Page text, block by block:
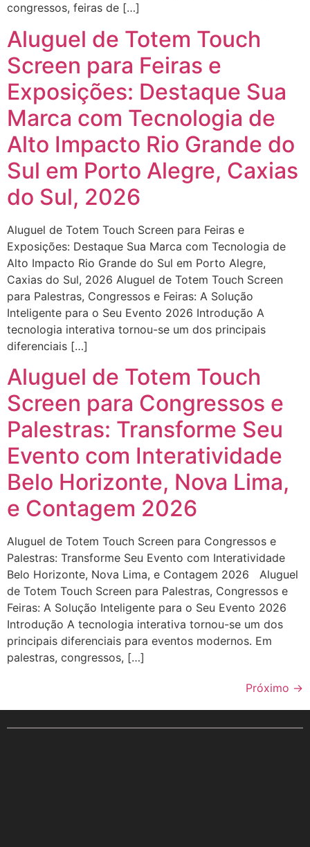
congressos, feiras de […]
Aluguel de Totem Touch
Screen para Feiras e
Exposições: Destaque Sua
Marca com Tecnologia de
Alto Impacto Rio Grande do
Sul em Porto Alegre, Caxias
do Sul, 2026
Aluguel de Totem Touch Screen para Feiras e
Exposições: Destaque Sua Marca com Tecnologia de
Alto Impacto Rio Grande do Sul em Porto Alegre,
Caxias do Sul, 2026 Aluguel de Totem Touch Screen
para Palestras, Congressos e Feiras: A Solução
Inteligente para o Seu Evento 2026 Introdução A
tecnologia interativa tornou-se um dos principais
diferenciais […]
Aluguel de Totem Touch
Screen para Congressos e
Palestras: Transforme Seu
Evento com Interatividade
Belo Horizonte, Nova Lima,
e Contagem 2026
Aluguel de Totem Touch Screen para Congressos e
Palestras: Transforme Seu Evento com Interatividade
Belo Horizonte, Nova Lima, e Contagem 2026 Aluguel
de Totem Touch Screen para Palestras, Congressos e
Feiras: A Solução Inteligente para o Seu Evento 2026
Introdução A tecnologia interativa tornou-se um dos
principais diferenciais para eventos modernos. Em
palestras, congressos, […]
Próximo →